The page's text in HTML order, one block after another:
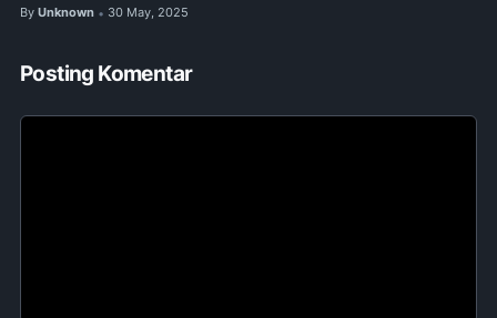
By Unknown • 30 May, 2025
Posting Komentar